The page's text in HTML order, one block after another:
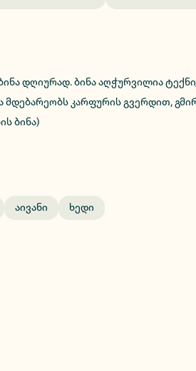
დღიურად. ბინა აღჭურვილია
მდებარეობს კარფურის გვერდით,
ბინა)
Აივანი Ხედი